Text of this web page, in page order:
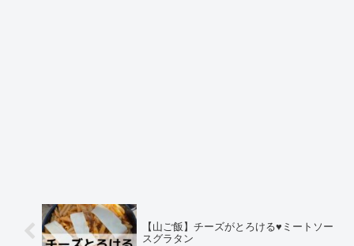
【山ご飯】チーズがとろける♥️ミートソー
スグラタン